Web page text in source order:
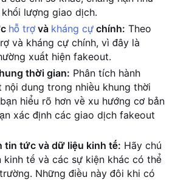
lượng giao dịch.
hỗ trợ và kháng cự chính: Theo
và kháng cự chính, vì đây là
xuất hiện fakeout.
thời gian: Phân tích hành
nội dung trong nhiều khung thời
hiểu rõ hơn về xu hướng cơ bản
xác định các giao dịch fakeout
tin tức và dữ liệu kinh tế: Hãy chú
kinh tế và các sự kiện khác có thể
Những điều này đôi khi có